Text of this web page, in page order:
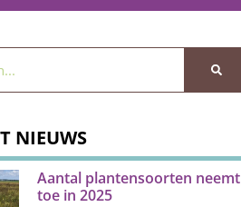
NIEUWS
Aantal plantensoorten neemt
toe in 2025